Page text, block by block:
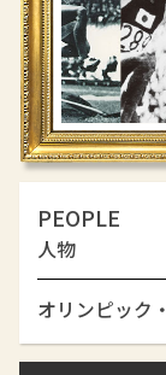
PEOPLE
人物
オリンピック